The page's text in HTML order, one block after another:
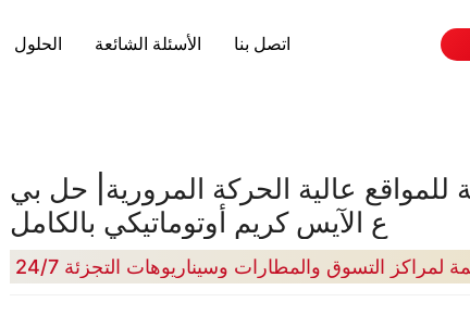
الحلول الأسئلة الشائعة اتصل بنا
للمواقع عالية الحركة المرورية| حل بي
ع الآيس كريم أوتوماتيكي بالكامل